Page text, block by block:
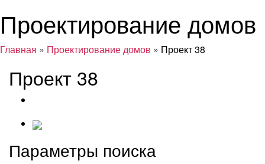
Проектирование домов
Главная » Проектирование домов » Проект 38
Проект 38
Параметры поиска